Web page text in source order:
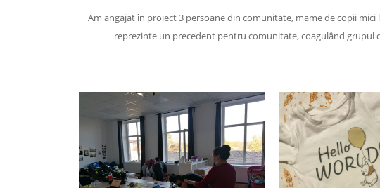
Am angajat în proiect 3 persoane din comunitate, mame de copii
reprezinte un precedent pentru comunitate, coagulând grupul